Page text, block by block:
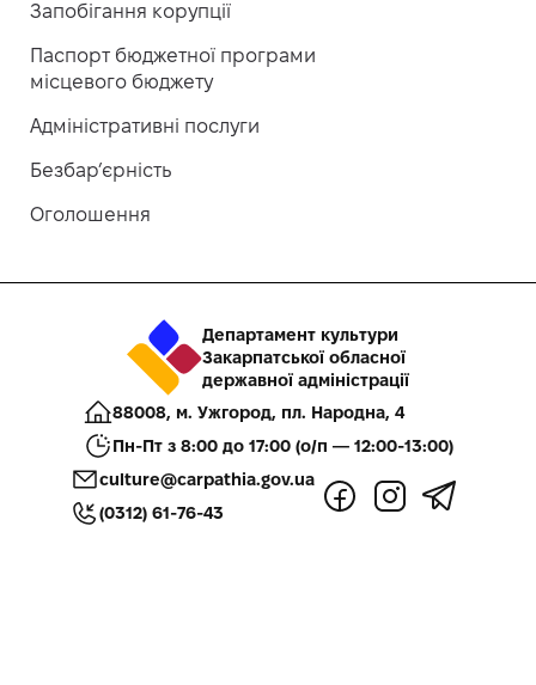
Запобігання корупції
Паспорт бюджетної програми
місцевого бюджету
Адміністративні послуги
Безбар’єрність
Оголошення
Департамент культури
Закарпатської обласної
державної адміністрації
88008, м. Ужгород, пл. Народна, 4
Пн-Пт з 8:00 до 17:00 (о/п — 12:00-13:00)
culture@carpathia.gov.ua
(0312) 61-76-43